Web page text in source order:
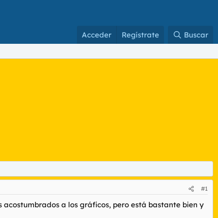
Acceder Regístrate Buscar
#1
a los gráficos, pero está bastante bien y